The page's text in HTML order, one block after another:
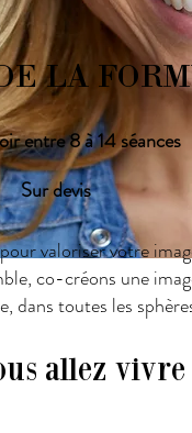
LA
valoriser votre
co-créons une
dans toutes les
allez vivre
Sur devis
entre 8 à 14 séances